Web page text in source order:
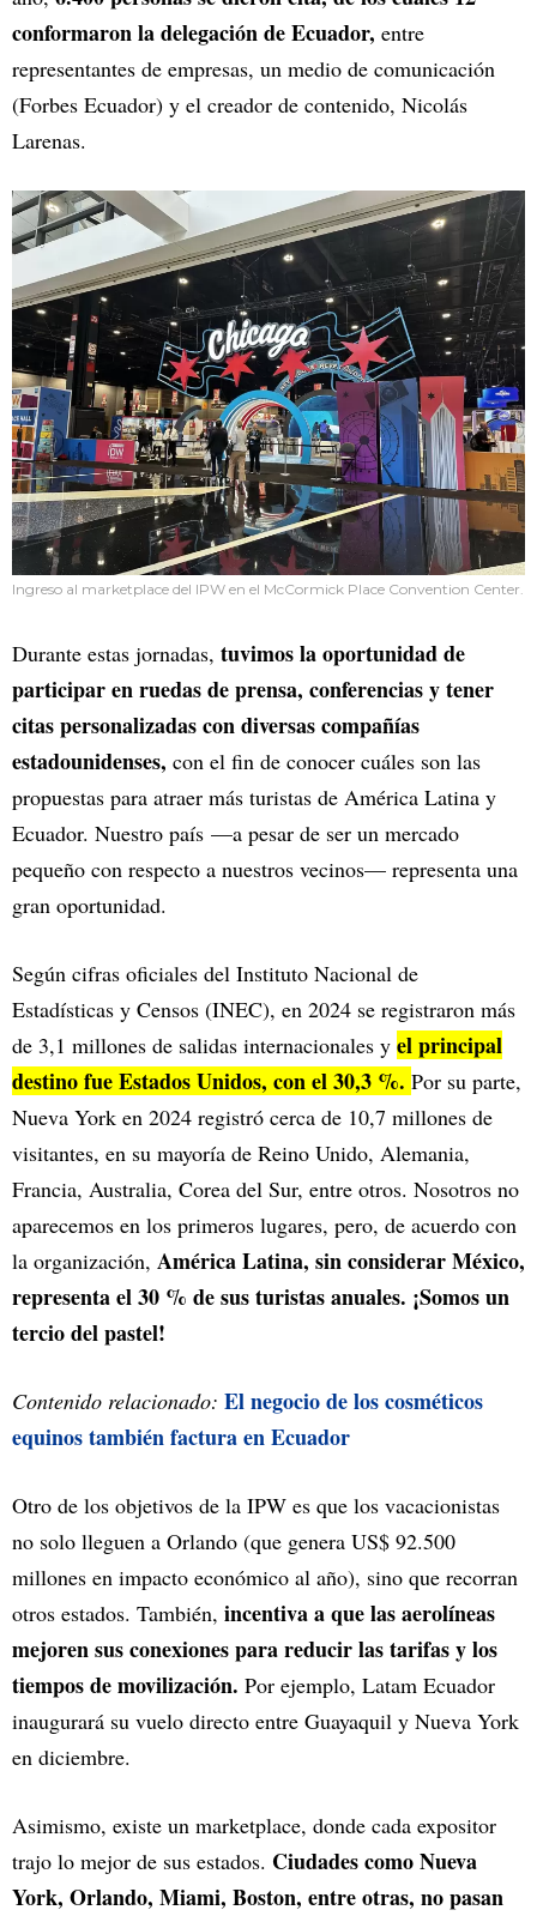
conformaron la delegación de Ecuador, entre
representantes de empresas, un medio de comunicación
(Forbes Ecuador) y el creador de contenido, Nicolás
Larenas.
Ingreso al marketplace del IPW en el McCormick Place Convention Center.
Durante estas jornadas, tuvimos la oportunidad de
participar en ruedas de prensa, conferencias y tener
citas personalizadas con diversas compañías
estadounidenses, con el fin de conocer cuáles son las
propuestas para atraer más turistas de América Latina y
Ecuador. Nuestro país —a pesar de ser un mercado
pequeño con respecto a nuestros vecinos— representa una
gran oportunidad.
Según cifras oficiales del Instituto Nacional de
Estadísticas y Censos (INEC), en 2024 se registraron más
de 3,1 millones de salidas internacionales y el principal
destino fue Estados Unidos, con el 30,3 %. Por su parte,
Nueva York en 2024 registró cerca de 10,7 millones de
visitantes, en su mayoría de Reino Unido, Alemania,
Francia, Australia, Corea del Sur, entre otros. Nosotros no
aparecemos en los primeros lugares, pero, de acuerdo con
la organización, América Latina, sin considerar México,
representa el 30 % de sus turistas anuales. ¡Somos un
tercio del pastel!
Contenido relacionado: El negocio de los cosméticos
equinos también factura en Ecuador
Otro de los objetivos de la IPW es que los vacacionistas
no solo lleguen a Orlando (que genera US$ 92.500
millones en impacto económico al año), sino que recorran
otros estados. También, incentiva a que las aerolíneas
mejoren sus conexiones para reducir las tarifas y los
tiempos de movilización. Por ejemplo, Latam Ecuador
inaugurará su vuelo directo entre Guayaquil y Nueva York
en diciembre.
Asimismo, existe un marketplace, donde cada expositor
trajo lo mejor de sus estados. Ciudades como Nueva
York, Orlando, Miami, Boston, entre otras, no pasan